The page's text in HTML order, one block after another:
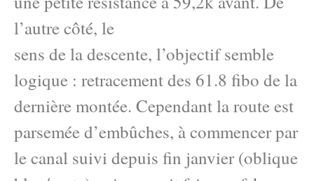
l’autre côté, le
sens de la descente, l’objectif semble
logique : retracement des 61.8 fibo de la
dernière montée. Cependant la route est
parsemée d’embûches, à commencer par
le canal suivi depuis fin janvier (oblique